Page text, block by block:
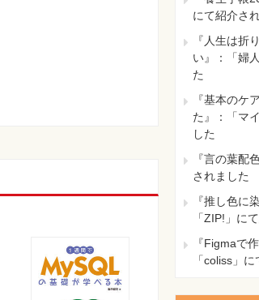
にて紹介さ
『人生は折
い』：「婦
た
『基本のケ
た』：「マ
した
『言の葉配
されました
『推し色に
「ZIP!」に
『Figmaで
「coliss」